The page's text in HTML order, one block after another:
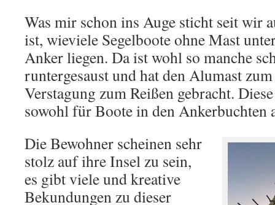
Was mir schon ins Auge sticht seit wir
ist, wieviele Segelboote ohne Mast
Anker liegen. Da ist wohl so manche
runtergesaust und hat den Alumast
Verstagung zum Reißen gebracht.
sowohl für Boote in den Ankerbuchten
Die Bewohner scheinen sehr
stolz auf ihre Insel zu sein,
es gibt viele und kreative
Bekundungen zu dieser